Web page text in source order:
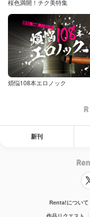
桜色満開！チク美特集
煩悩108本エロノック
新刊
Renta!について